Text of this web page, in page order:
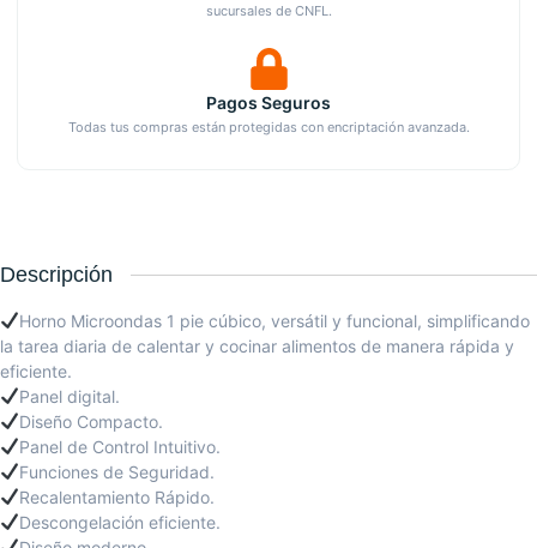
sucursales de CNFL.
Pagos Seguros
Todas tus compras están protegidas con encriptación avanzada.
Descripción
Horno Microondas 1 pie cúbico, versátil y funcional, simplificando
la tarea diaria de calentar y cocinar alimentos de manera rápida y
eficiente.
Panel digital.
Diseño Compacto.
Panel de Control Intuitivo.
Funciones de Seguridad.
Recalentamiento Rápido.
Descongelación eficiente.